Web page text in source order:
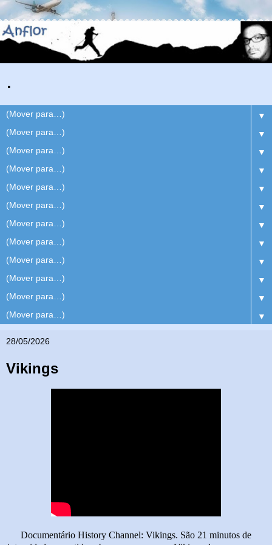
.
▼
▼
▼
▼
▼
▼
▼
▼
▼
▼
▼
▼
28/05/2026
Vikings
Documentário History Channel: Vikings. São 21 minutos de